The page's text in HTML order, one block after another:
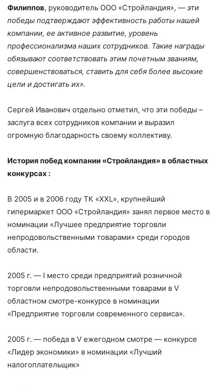
Филиппов, руководитель ООО «Стройландия», — эти
победы подтверждают эффективность работы нашей
компании, ее активное развитие, уровень
профессионализма наших сотрудников. Такие награды
обязывают соответствовать этим почетным званиям,
совершенствоваться, ставить для себя более высокие
цели и достигать их».
Сергей Иванович отдельно отметил, что эти победы –
заслуга всех сотрудников компании и выразил
огромную благодарность своему коллективу.
История побед компании «Стройландия» в областных
конкурсах :
В 2005 и в 2006 году ТК «XXL», крупнейший
гипермаркет ООО «Стройландия» занял первое место в
номинации «Лучшее предприятие торговли
непродовольственными товарами» среди городов
области.
2005 г. — I место среди предприятий розничной
торговли непродовольственными товарами в V
областном смотре-конкурсе в номинации
«Предприятие торговли современного сервиса».
2005 г. — победа в V ежегодном смотре — конкурсе
«Лидер экономики» в номинации «Лучший
налогоплательщик»